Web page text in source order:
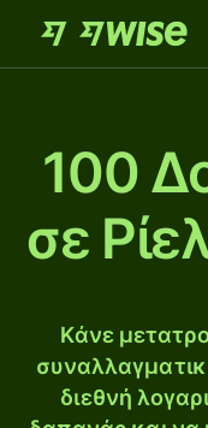
100
σε
Κάνε
διεθνή